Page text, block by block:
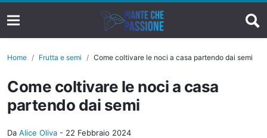
Home Frutta e semi Come coltivare le noci a casa partendo dai semi
Come coltivare le noci a casa
partendo dai semi
Da Alice Oliva - 22 Febbraio 2024